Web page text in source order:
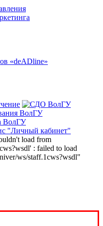
«deADline»
ВолГУ
ВолГУ
"Личный кабинет"
load from
: failed to load
ws/staff.1cws?wsdl"